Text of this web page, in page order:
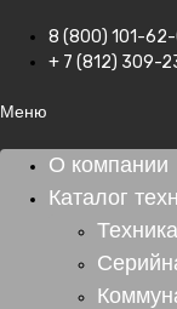
8 (800) 101-
+ 7 (812) 309-
Меню
О компании
Каталог